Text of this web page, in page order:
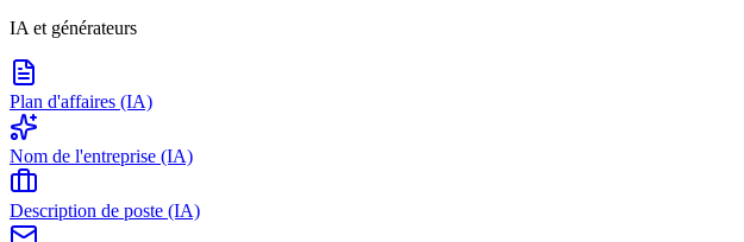
IA et générateurs
Plan d'affaires (IA)
Nom de l'entreprise (IA)
Description de poste (IA)